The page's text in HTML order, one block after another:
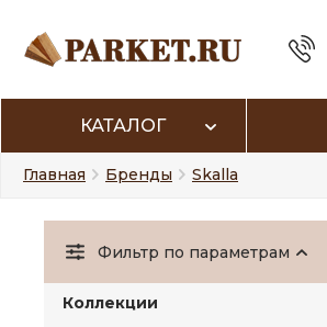
КАТАЛОГ
Главная Бренды Skalla
Фильтр по параметрам
Коллекции